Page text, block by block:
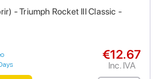
- Triumph Rocket III Classic -
€12.67
Inc. IVA